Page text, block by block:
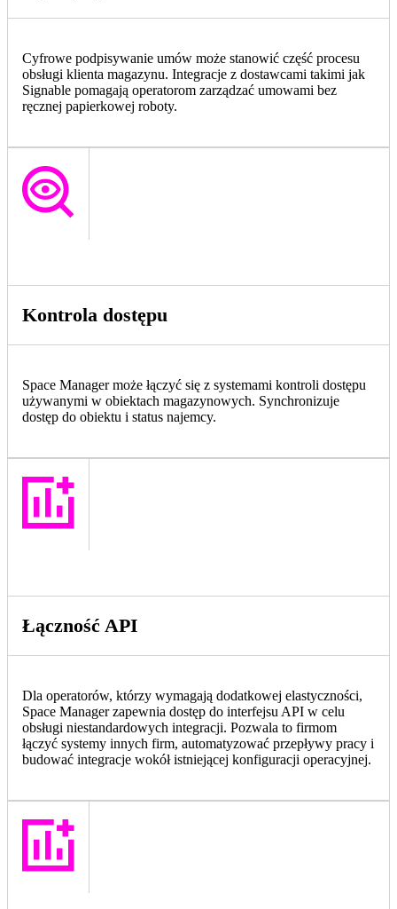
Cyfrowe podpisywanie umów może stanowić część procesu
obsługi klienta magazynu. Integracje z dostawcami takimi jak
Signable pomagają operatorom zarządzać umowami bez
ręcznej papierkowej roboty.
Kontrola dostępu
Space Manager może łączyć się z systemami kontroli dostępu
używanymi w obiektach magazynowych. Synchronizuje
dostęp do obiektu i status najemcy.
Łączność API
Dla operatorów, którzy wymagają dodatkowej elastyczności,
Space Manager zapewnia dostęp do interfejsu API w celu
obsługi niestandardowych integracji. Pozwala to firmom
łączyć systemy innych firm, automatyzować przepływy pracy i
budować integracje wokół istniejącej konfiguracji operacyjnej.